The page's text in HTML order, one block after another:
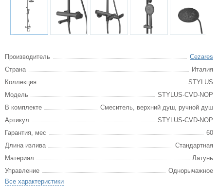
Производитель
Cezares
Страна
Италия
Коллекция
STYLUS
Модель
STYLUS-CVD-NOP
В комплекте
Смеситель, верхний душ, ручной душ
Артикул
STYLUS-CVD-NOP
Гарантия, мес
60
Длина излива
Стандартная
Материал
Латунь
Управление
Однорычажное
Все характеристики